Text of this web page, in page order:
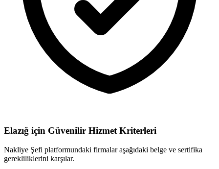
Elazığ için Güvenilir Hizmet Kriterleri
Nakliye Şefi platformundaki firmalar aşağıdaki belge ve sertifika
gerekliliklerini karşılar.